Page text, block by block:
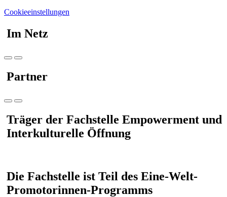
Cookieeinstellungen
Im Netz
Partner
Träger der Fachstelle Empowerment und
Interkulturelle Öffnung
Die Fachstelle ist Teil des Eine-Welt-
Promotorinnen-Programms